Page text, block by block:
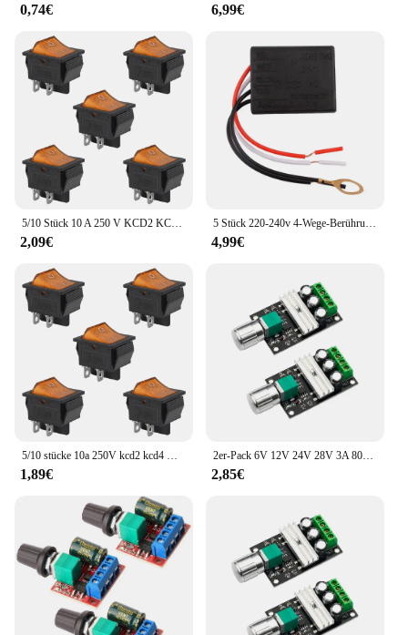
0,74€ 6,99€
2,09€ 4,99€
1,89€
2er-Pack 6V 12V 24V 28V 3A 80W 1203BB DC-Motordrehzahlregler PWM Geschwindigkeit einstellbarer umkehrbarer Motortreiberschalter Umkehr
2,85€